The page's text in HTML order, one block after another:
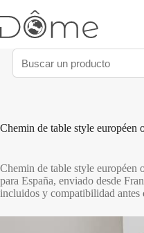
al
contenido
Chemin de table style européen
Chemin de table style européen
para España, enviado desde
incluidos y compatibilidad antes